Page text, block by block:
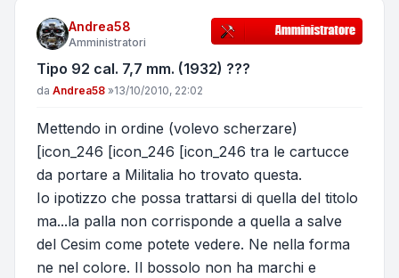
Andrea58
Amministratori
Tipo 92 cal. 7,7 mm. (1932) ???
Messaggio
da Andrea58 »13/10/2010, 22:02
Mettendo in ordine (volevo scherzare)
[icon_246 [icon_246 [icon_246 tra le cartucce
da portare a Militalia ho trovato questa.
Io ipotizzo che possa trattarsi di quella del titolo
ma...la palla non corrisponde a quella a salve
del Cesim come potete vedere. Ne nella forma
ne nel colore. Il bossolo non ha marchi e